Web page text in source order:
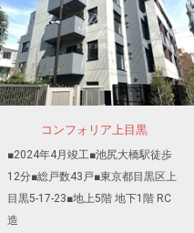
コンフォリア上目黒
■2024年4月竣工■池尻大橋駅徒歩
12分■総戸数43戸■東京都目黒区上
目黒5-17-23■地上5階 地下1階 RC
造